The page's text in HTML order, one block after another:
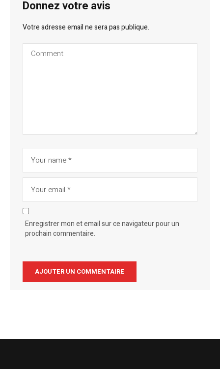
Donnez votre avis
Votre adresse email ne sera pas publique.
Enregistrer mon et email sur ce navigateur pour un
prochain commentaire.